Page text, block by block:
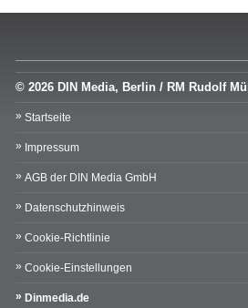
© 2026 DIN Media, Berlin / RM Rudolf
Startseite
Impressum
AGB der DIN Media GmbH
Datenschutzhinweis
Cookie-Richtlinie
Cookie-Einstellungen
Dinmedia.de